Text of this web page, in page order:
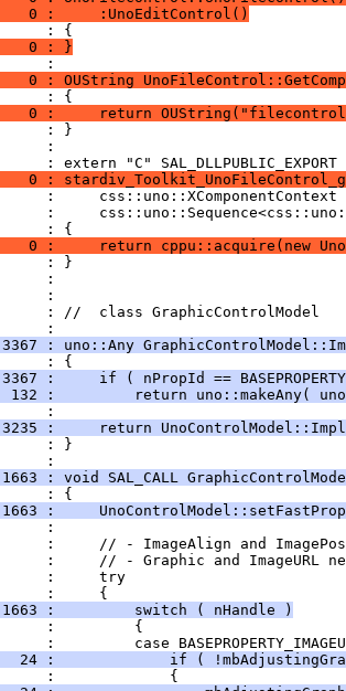
0 :     :UnoEditControl()
0 : }
0 : OUString
0 :     return
:
0 :
0 :     return cppu::acquire(new
: //  class GraphicControlModel
: uno::Any
:     if ( nPropId ==
132 :         return uno::makeAny(
:     return
: }
: void SAL_CALL
:
:         switch ( nHandle )
24 :             if (